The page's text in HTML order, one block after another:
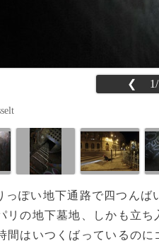
❮
っぽい地下通路で四つん
リの地下墓地、しかも立
間はいつくばっているの